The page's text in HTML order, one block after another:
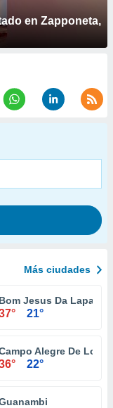
en Zapponeta,
Más ciudades
Bom Jesus Da Lapa
21°
Alegre De
22°